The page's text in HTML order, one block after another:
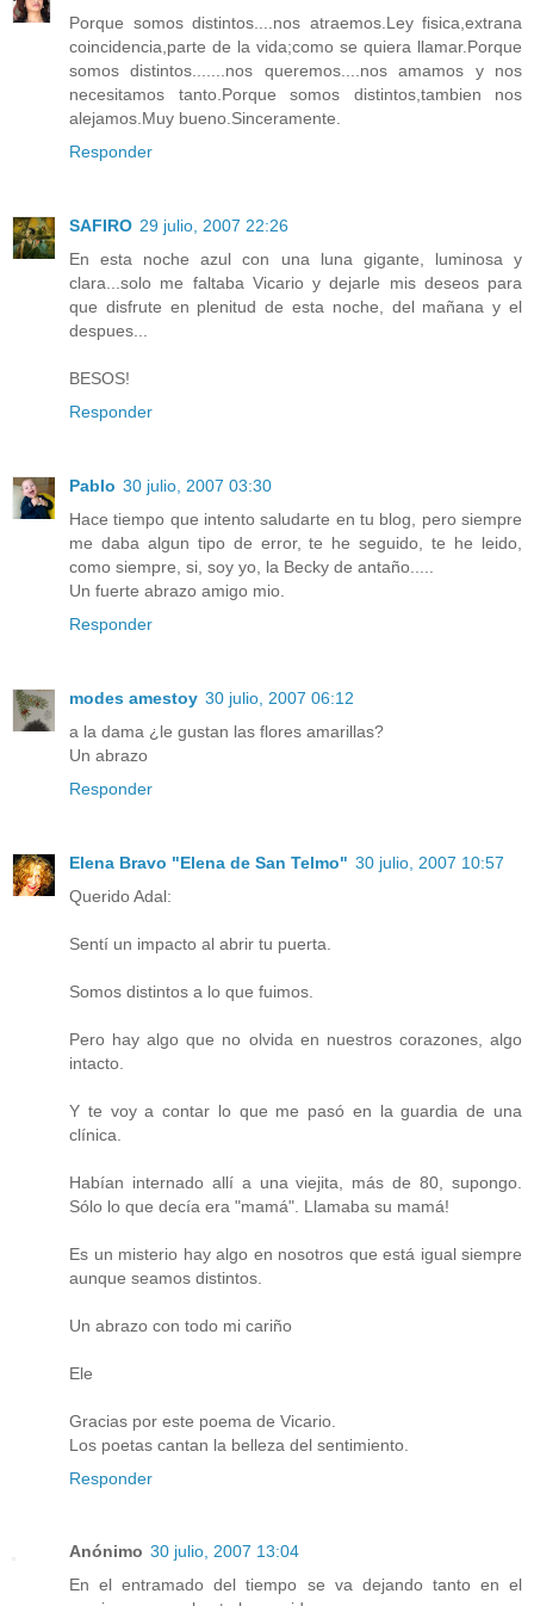
Porque somos distintos....nos atraemos.Ley fisica,extrana
coincidencia,parte de la vida;como se quiera llamar.Porque
somos distintos.......nos queremos....nos amamos y nos
necesitamos tanto.Porque somos distintos,tambien nos
alejamos.Muy bueno.Sinceramente.
Responder
SAFIRO 29 julio, 2007 22:26
En esta noche azul con una luna gigante, luminosa y
clara...solo me faltaba Vicario y dejarle mis deseos para
que disfrute en plenitud de esta noche, del mañana y el
despues...
BESOS!
Responder
Pablo 30 julio, 2007 03:30
Hace tiempo que intento saludarte en tu blog, pero siempre
me daba algun tipo de error, te he seguido, te he leido,
como siempre, si, soy yo, la Becky de antaño.....
Un fuerte abrazo amigo mio.
Responder
modes amestoy 30 julio, 2007 06:12
a la dama ¿le gustan las flores amarillas?
Un abrazo
Responder
Elena Bravo "Elena de San Telmo" 30 julio, 2007 10:57
Querido Adal:
Sentí un impacto al abrir tu puerta.
Somos distintos a lo que fuimos.
Pero hay algo que no olvida en nuestros corazones, algo
intacto.
Y te voy a contar lo que me pasó en la guardia de una
clínica.
Habían internado allí a una viejita, más de 80, supongo.
Sólo lo que decía era "mamá". Llamaba su mamá!
Es un misterio hay algo en nosotros que está igual siempre
aunque seamos distintos.
Un abrazo con todo mi cariño
Ele
Gracias por este poema de Vicario.
Los poetas cantan la belleza del sentimiento.
Responder
Anónimo 30 julio, 2007 13:04
En el entramado del tiempo se va dejando tanto en el